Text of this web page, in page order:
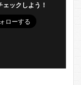
ックしよう！